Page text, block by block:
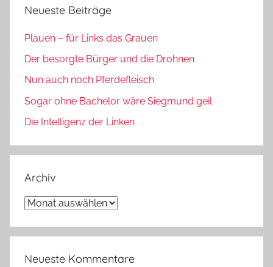
Neueste Beiträge
Plauen – für Links das Grauen
Der besorgte Bürger und die Drohnen
Nun auch noch Pferdefleisch
Sogar ohne Bachelor wäre Siegmund geil
Die Intelligenz der Linken
Archiv
Archiv
Neueste Kommentare